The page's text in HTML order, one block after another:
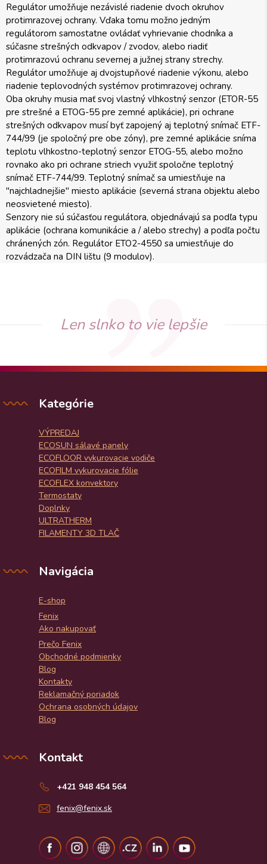
Regulátor umožňuje nezávislé riadenie dvoch okruhov
protimrazovej ochrany. Vďaka tomu možno jedným
regulátorom samostatne ovládať vyhrievanie chodníka a
súčasne strešných odkvapov / zvodov, alebo riadiť
protimrazovú ochranu severnej a južnej strany strechy.
Regulátor umožňuje aj dvojstupňové riadenie výkonu, alebo
riadenie teplovodných systémov protimrazovej ochrany.
Oba okruhy musia mať svoj vlastný vlhkostný senzor (ETOR-55
pre strešné a ETOG-55 pre zemné aplikácie), pri ochrane
strešných odkvapov musí byť zapojený aj teplotný snímač ETF-
744/99 (je spoločný pre obe zóny), pre zemné aplikácie sníma
teplotu vlhkostno-teplotný senzor ETOG-55, alebo možno
rovnako ako pri ochrane striech využiť spoločne teplotný
snímač ETF-744/99. Teplotný snímač sa umiestňuje na
"najchladnejšie" miesto aplikácie (severná strana objektu alebo
neosvietené miesto).
Senzory nie sú súčasťou regulátora, objednávajú sa podľa typu
aplikácie (ochrana komunikácie a / alebo strechy) a podľa počtu
chránených zón. Regulátor ETO2-4550 sa umiestňuje do
rozvádzača na DIN lištu (9 modulov).
Len slnko to vie lepšie
Kategórie
VÝPREDAJ
ECOSUN sálavé panely
ECOFLOOR vykurovacie vodiče
ECOFILM vykurovacie fólie
ECOFLEX konvektory
Termostaty
Doplnky
ULTRATHERM
FILAMENTY 3D TLAČ
Navigácia
E-shop
Fenix
Ako nakupovať
Prečo Fenix
Obchodné podmienky
Blog
Kontakty
Reklamačný poriadok
Ochrana osobných údajov
Blog
Kontakt
+421 948 454 564
fenix@fenix.sk